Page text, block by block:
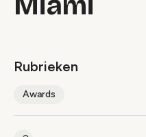
Rubrieken
Awards